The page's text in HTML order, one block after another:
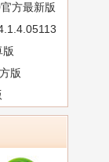
方最新版
版
版